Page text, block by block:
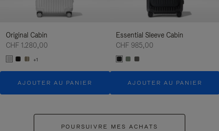
Original Cabin
CHF 1.280,00
+1
AJOUTER AU PANIER
Essential Sleeve Cabin
CHF 985,00
AJOUTER AU PANIER
POURSUIVRE MES ACHATS